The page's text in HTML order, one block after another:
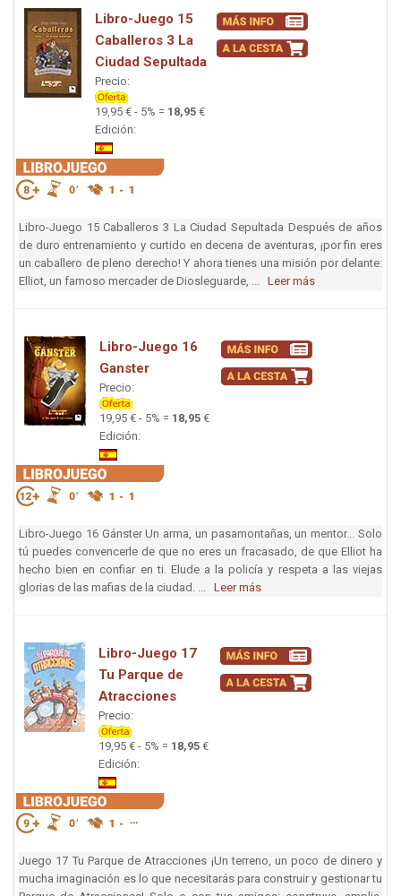
Libro-Juego 15
Caballeros 3 La
Ciudad Sepultada
Precio:
19,95 € - 5% = 18,95 €
Edición:
Libro-Juego 15 Caballeros 3 La Ciudad Sepultada Después de años
de duro entrenamiento y curtido en decena de aventuras, ¡por fin eres
un caballero de pleno derecho! Y ahora tienes una misión por delante:
Elliot, un famoso mercader de Diosleguarde, ... Leer más
Libro-Juego 16
Ganster
Precio:
19,95 € - 5% = 18,95 €
Edición:
Libro-Juego 16 Gánster Un arma, un pasamontañas, un mentor... Solo
tú puedes convencerle de que no eres un fracasado, de que Elliot ha
hecho bien en confiar en ti. Elude a la policía y respeta a las viejas
glorias de las mafias de la ciudad. ... Leer más
Libro-Juego 17
Tu Parque de
Atracciones
Precio:
19,95 € - 5% = 18,95 €
Edición:
Juego 17 Tu Parque de Atracciones ¡Un terreno, un poco de dinero y
mucha imaginación es lo que necesitarás para construir y gestionar tu